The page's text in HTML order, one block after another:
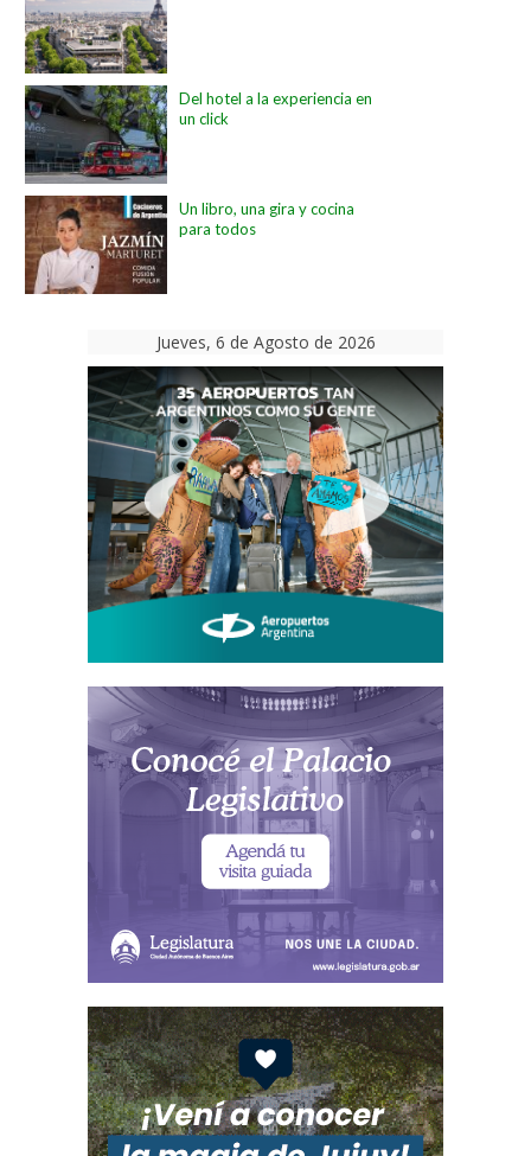
Del hotel a la experiencia en
un click
Un libro, una gira y cocina
para todos
Jueves, 6 de Agosto de 2026